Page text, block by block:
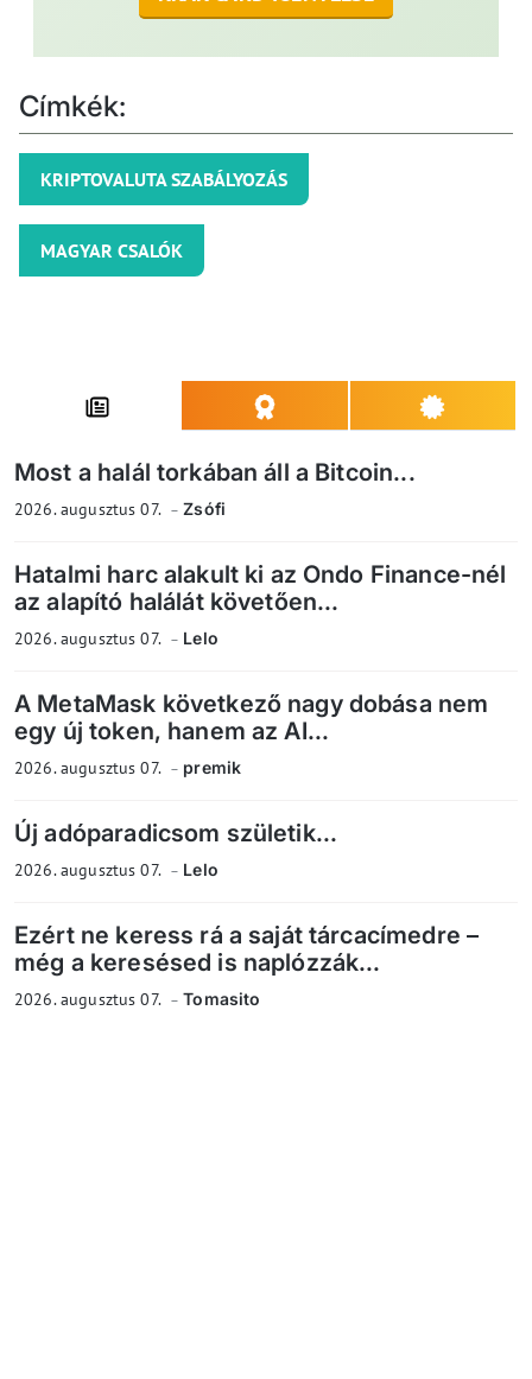
Címkék:
KRIPTOVALUTA SZABÁLYOZÁS
MAGYAR CSALÓK
Most a halál torkában áll a Bitcoin...
2026. augusztus 07. Zsófi
Hatalmi harc alakult ki az Ondo Finance-nél
az alapító halálát követően...
2026. augusztus 07. Lelo
A MetaMask következő nagy dobása nem
egy új token, hanem az AI...
2026. augusztus 07. premik
Új adóparadicsom születik...
2026. augusztus 07. Lelo
Ezért ne keress rá a saját tárcacímedre –
még a keresésed is naplózzák...
2026. augusztus 07. Tomasito